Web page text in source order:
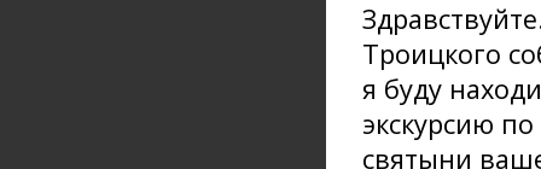
Троицкого
я буду
экскурсию
святыни